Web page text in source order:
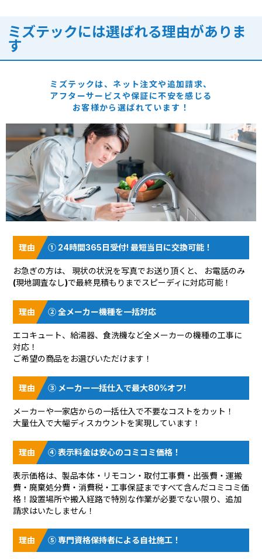
ミズテックには選ばれる理由がありま
す
ミズテックは、ネット注文や追加請求、
アフターサービスや保証に不安を感じる
お客様から選ばれています！
① 24時間365日受付! 最短当日に交換可能！
お急ぎの方は、 現状の状況を写真でお送り頂く と、 お電話のみ
(現地調査なし)で最終見積もりまでスピーディに対応可能！
② 全メーカー機種を一括対応
エコキュート、給湯器、食洗機など全メーカーの機種の工事に
対応！
ご希望の商品をお選びいただけます！
③ メーカー一括仕入で最大80%オフ!
メーカーや一家店からの一括仕入で不要なコストをカット！
大量仕入で大幅ディスカウントを実現しています！
④ 表示料金は安心のコミコミ価格！
表示価格は、製品本体・リモコン・取付工事費・出張費・運搬
費・廃棄処分費・消費税・工事保証まですべて含んだコミコミ価
格！設置場所や搬入経路で特別な作業が必要でない限り、追加
請求はいたしません！
⑤ 専門資格保持者による自社施工！